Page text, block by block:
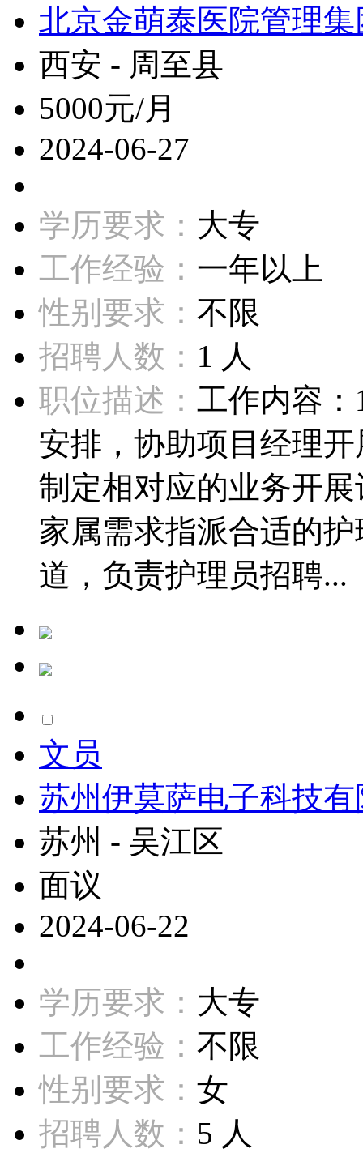
北京金萌泰医院管理
西安 - 周至县
5000元/月
2024-06-27
学历要求： 大专
工作经验： 一年以上
性别要求： 不限
招聘人数： 1 人
职位描述： 工作内容
安排，协助项目经理
制定相对应的业务开
家属需求指派合适的
道，负责护理员招聘...
文员
苏州伊莫萨电子科技
苏州 - 吴江区
面议
2024-06-22
学历要求： 大专
工作经验： 不限
性别要求： 女
招聘人数： 5 人